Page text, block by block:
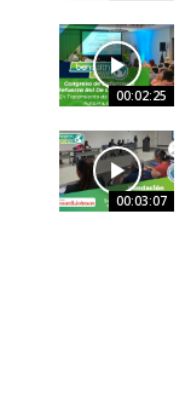
00:02:25
00:03:07